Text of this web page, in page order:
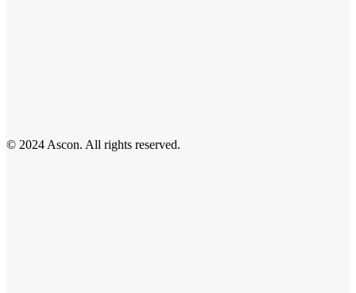
© 2024 Ascon. All rights reserved.